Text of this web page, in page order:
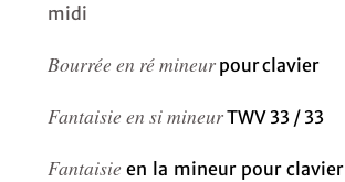
midi
Bourrée en ré mineurpour clavier
Fantaisie en si mineurTWV 33 / 33
Fantaisie en la mineur pour clavier